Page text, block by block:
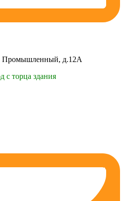
Промышленный, д.12А
торца здания